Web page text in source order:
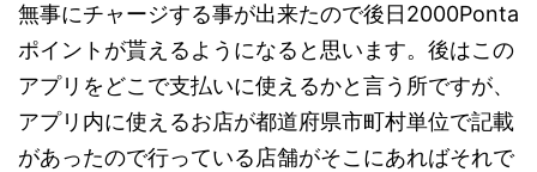
無事にチャージする事が出来たので後日2000Ponta
ポイントが貰えるようになると思います。後はこの
アプリをどこで支払いに使えるかと言う所ですが、
アプリ内に使えるお店が都道府県市町村単位で記載
があったので行っている店舗がそこにあればそれで